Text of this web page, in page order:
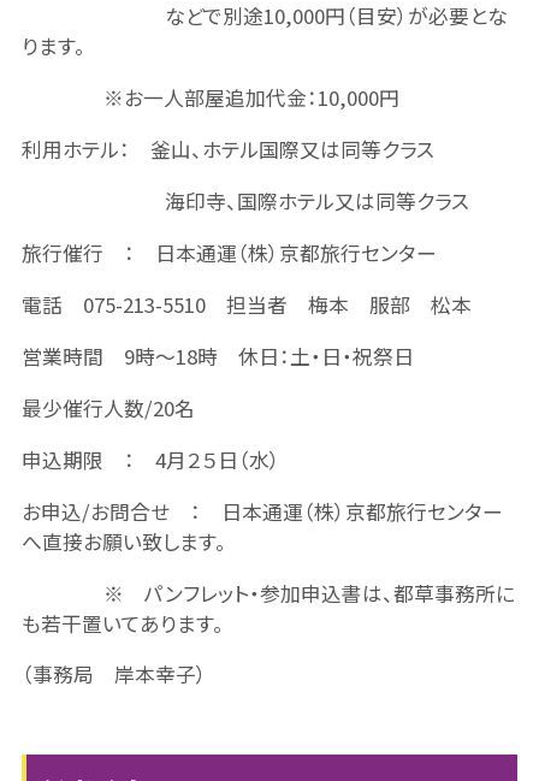
などで別途10,000円（目安）が必要とな
ります。
※お一人部屋追加代金：10,000円
利用ホテル： 釜山、ホテル国際又は同等クラス
海印寺、国際ホテル又は同等クラス
旅行催行 ： 日本通運（株）京都旅行センター
電話 075-213-5510 担当者 梅本 服部 松本
営業時間 9時～18時 休日：土・日・祝祭日
最少催行人数/20名
申込期限 ： 4月２５日（水）
お申込/お問合せ ： 日本通運（株）京都旅行センター
へ直接お願い致します。
※ パンフレット・参加申込書は、都草事務所に
も若干置いてあります。
（事務局 岸本幸子）